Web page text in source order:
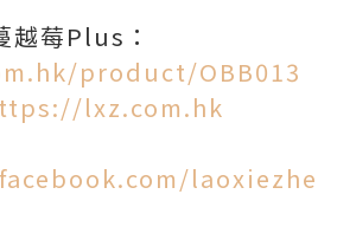
越莓Plus：
product/OBB013
lxz.com.hk
laoxiezhe